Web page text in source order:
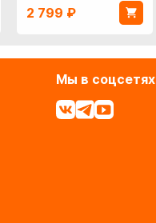
2 799 ₽
Мы в соцсетях